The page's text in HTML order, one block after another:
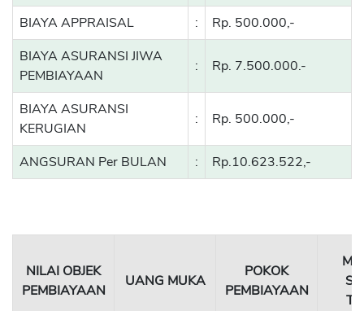
BIAYA APPRAISAL
:
Rp. 500.000,-
BIAYA ASURANSI JIWA
PEMBIAYAAN
: Rp. 7.500.000.-
BIAYA ASURANSI
KERUGIAN
: Rp. 500.000,-
ANGSURAN Per BULAN : Rp.10.623.522,-
NILAI OBJEK
PEMBIAYAAN
UANG MUKA
POKOK
PEMBIAYAAN